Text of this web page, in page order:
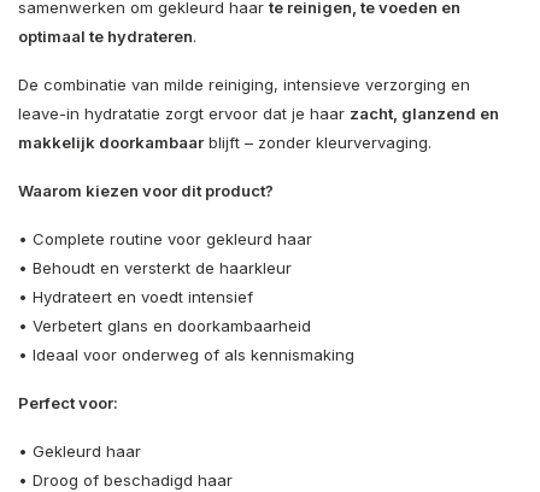
samenwerken om gekleurd haar te reinigen, te voeden en
optimaal te hydrateren.
De combinatie van milde reiniging, intensieve verzorging en
leave-in hydratatie zorgt ervoor dat je haar zacht, glanzend en
makkelijk doorkambaar blijft – zonder kleurvervaging.
Waarom kiezen voor dit product?
• Complete routine voor gekleurd haar
• Behoudt en versterkt de haarkleur
• Hydrateert en voedt intensief
• Verbetert glans en doorkambaarheid
• Ideaal voor onderweg of als kennismaking
Perfect voor:
• Gekleurd haar
• Droog of beschadigd haar